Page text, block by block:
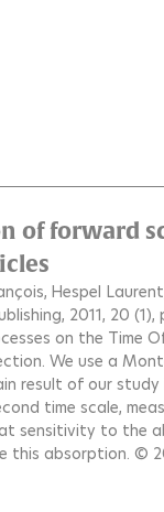
of forward
Hespel Laurent
2011, 20 (1),
on the Time
We use a
result of our
time scale,
sensitivity to the
this absorption. ©